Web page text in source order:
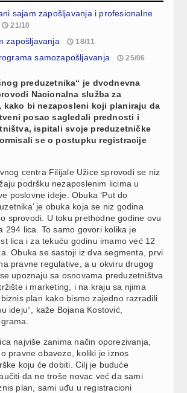
sajam zapošljavanja i profesionalne
21/10
zapošljavanja 18/11
samozapošljavanja 25/06
preduzetnika“ je dvodnevna
Nacionalna služba za
kako bi nezaposleni koji planiraju da
posao sagledali prednosti i
ispitali svoje preduzetničke
se o postupku registracije
centra Filijale Užice sprovodi se niz
podršku nezaposlenim licima u
poslovne ideje. Obuka ‘Put do
je obuka koja se niz godina
sprovodi. U toku prethodne godine ovu
294 lica. To samo govori kolika je
lica i za tekuću godinu imamo već 12
Obuka se sastoji iz dva segmenta, prvi
pravne regulative, a u okviru drugog
upoznaju sa osnovama preduzetništva
i marketing, i na kraju sa njima
plan kako bismo zajedno razradili
ideju“, kaže Bojana Kostović,
najviše zanima način oporezivanja,
pravne obaveze, koliki je iznos
koju će dobiti. Cilj je buduće
da ne troše novac već da sami
plan, sami uđu u registracioni